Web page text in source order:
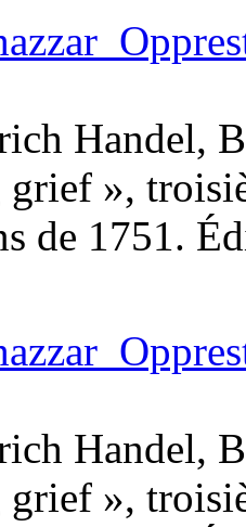
Handel,
grief »,
de 1751.
Handel,
grief »,